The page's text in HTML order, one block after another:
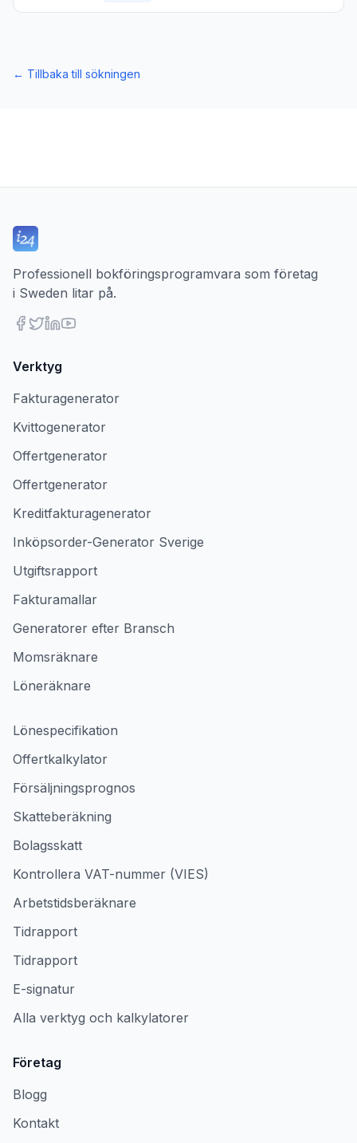
← Tillbaka till sökningen
Professionell bokföringsprogramvara som företag
i Sweden litar på.
Verktyg
Fakturagenerator
Kvittogenerator
Offertgenerator
Offertgenerator
Kreditfakturagenerator
Inköpsorder-Generator Sverige
Utgiftsrapport
Fakturamallar
Generatorer efter Bransch
Momsräknare
Löneräknare
Lönespecifikation
Offertkalkylator
Försäljningsprognos
Skatteberäkning
Bolagsskatt
Kontrollera VAT-nummer (VIES)
Arbetstidsberäknare
Tidrapport
Tidrapport
E-signatur
Alla verktyg och kalkylatorer
Företag
Blogg
Kontakt